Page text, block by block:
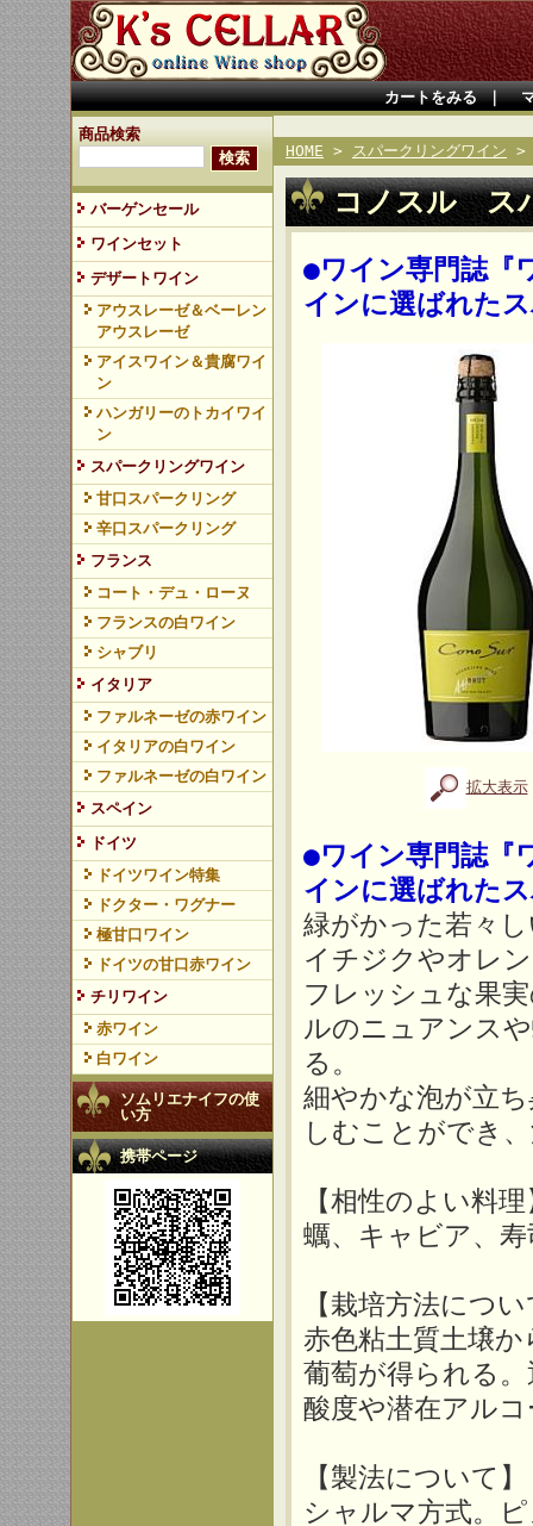
カートをみる｜
商品検索
バーゲンセール
ワインセット
デザートワイン
アウスレーゼ＆ベーレン
アウスレーゼ
アイスワイン＆貴腐ワイ
ン
ハンガリーのトカイワイ
ン
スパークリングワイン
甘口スパークリング
辛口スパークリング
フランス
コート・デュ・ローヌ
フランスの白ワイン
シャブリ
イタリア
ファルネーゼの赤ワイン
イタリアの白ワイン
ファルネーゼの白ワイン
スペイン
ドイツ
ドイツワイン特集
ドクター・ワグナー
極甘口ワイン
ドイツの甘口赤ワイン
チリワイン
赤ワイン
白ワイン
ソムリエナイフの使
い方
携帯ページ
HOME > スパークリングワイン
コノスル ス
●ワイン専門誌『
インに選ばれた
拡大表示
●ワイン専門誌『
インに選ばれた
緑がかった若々
イチジクやオレ
フレッシュな果
ルのニュアンス
る。
細やかな泡が立
しむことができ
【相性のよい料
蠣、キャビア、寿
【栽培方法につ
赤色粘土質土壌
葡萄が得られる
酸度や潜在アル
【製法について】
シャルマ方式。